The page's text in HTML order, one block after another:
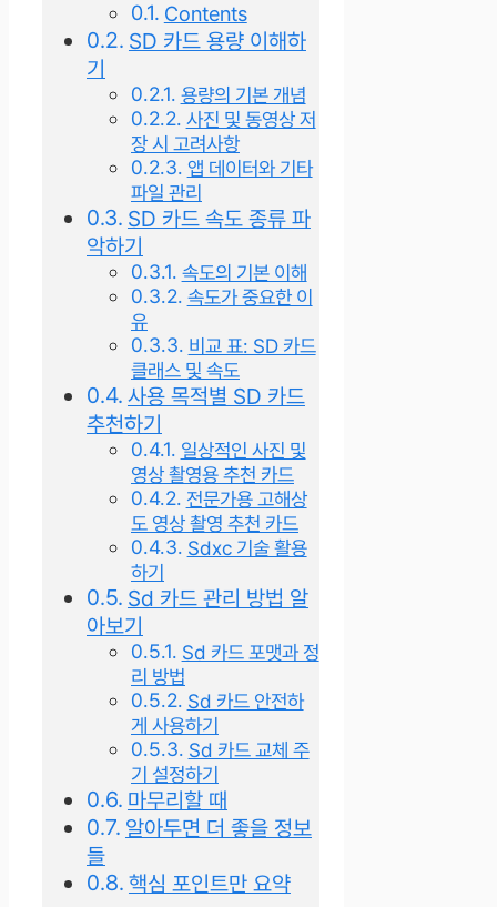
Contents
SD 카드 용량 이해하
기
용량의 기본 개념
사진 및 동영상 저
장 시 고려사항
앱 데이터와 기타
파일 관리
SD 카드 속도 종류 파
악하기
속도의 기본 이해
속도가 중요한 이
유
비교 표: SD 카드
클래스 및 속도
사용 목적별 SD 카드
추천하기
일상적인 사진 및
영상 촬영용 추천 카드
전문가용 고해상
도 영상 촬영 추천 카드
Sdxc 기술 활용
하기
Sd 카드 관리 방법 알
아보기
Sd 카드 포맷과 정
리 방법
Sd 카드 안전하
게 사용하기
Sd 카드 교체 주
기 설정하기
마무리할 때
알아두면 더 좋을 정보
들
핵심 포인트만 요약